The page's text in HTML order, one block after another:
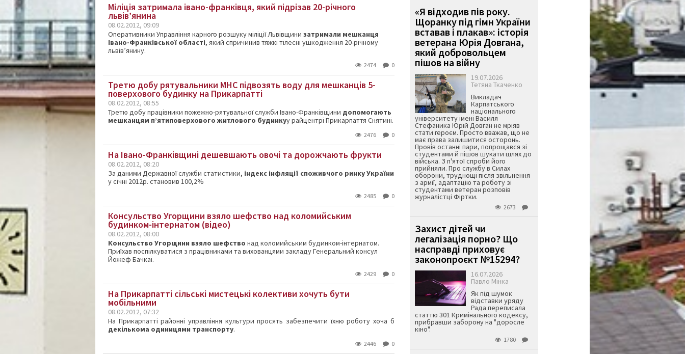
Міліція затримала івано-франківця, який підрізав 20-річного
львів’янина
08.02.2012, 09:09
Оперативники Управління карного розшуку міліції Львівщини затримали мешканця
Івано-Франківської області, який спричинив тяжкі тілесні ушкодження 20-річному
львів’янину.
2474 0
Третю добу рятувальники МНС підвозять воду для мешканців 5-
поверхового будинку на Прикарпатті
08.02.2012, 08:55
Третю добу працівники пожежно-рятувальної служби Івано-Франківщини допомогають
мешканцям п’ятиповерхового житлового будинкуу райцентрі Прикарпаття Снятині.
2476 0
На Івано-Франківщині дешевшають овочі та дорожчають фрукти
08.02.2012, 08:20
За даними Державної служби статистики, індекс інфляції споживчого ринку України
у січні 2012р. становив 100,2%
2485 0
Консульство Угорщини взяло шефство над коломийським
будинком-інтернатом (відео)
08.02.2012, 08:00
Консульство Угорщини взяло шефство над коломийським будинком-інтернатом.
Приїхав поспілкуватися з працівниками та вихованцями закладу Генеральний консул
Йожеф Бачкаі.
2429 0
На Прикарпатті сільські мистецькі колективи хочуть бути
мобільними
08.02.2012, 07:32
На Прикарпатті районні управління культури просять забезпечити їхню роботу хоча б
декількома одиницями транспорту.
2446 0
«Я відходив пів року.
Щоранку під гімн України
вставав і плакав»: історія
ветерана Юрія Довгана,
який добровольцем
пішов на війну
19.07.2026
Тетяна Ткаченко
Викладач
Карпатського
національного
університету імені Василя
Стефаника Юрій Довган не мріяв
стати героєм. Просто вважав, що не
має права залишитися осторонь.
Провів останні пари, попрощався зі
студентами й пішов шукати шлях до
війська. З п'ятої спроби його
прийняли. Про службу в Силах
оборони, труднощі після звільнення
з армії, адаптацію та роботу зі
студентами ветеран розповів
журналістці Фіртки.
2673
Захист дітей чи
легалізація порно? Що
насправді приховує
законопроєкт №15294?
16.07.2026
Павло Мінка
Як під шумок
відставки уряду
Рада переписала
статтю 301 Кримінального кодексу,
прибравши заборону на "доросле
кіно".
1780